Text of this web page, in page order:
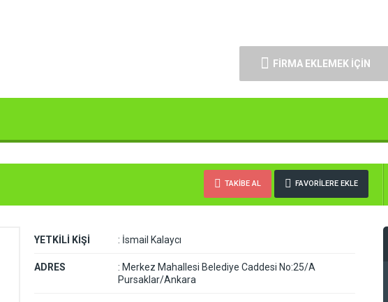
FİRMA EKLEMEK İÇİN
TAKİBE AL FAVORİLERE EKLE
YETKİLİ KİŞİ : İsmail Kalaycı
ADRES : Merkez Mahallesi Belediye Caddesi No:25/A
Pursaklar/Ankara